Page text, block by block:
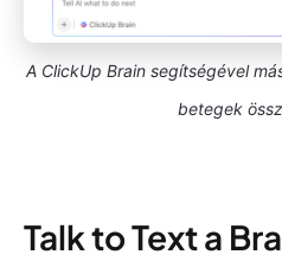
A ClickUp Brain segítségével
betegek
Talk to Text a